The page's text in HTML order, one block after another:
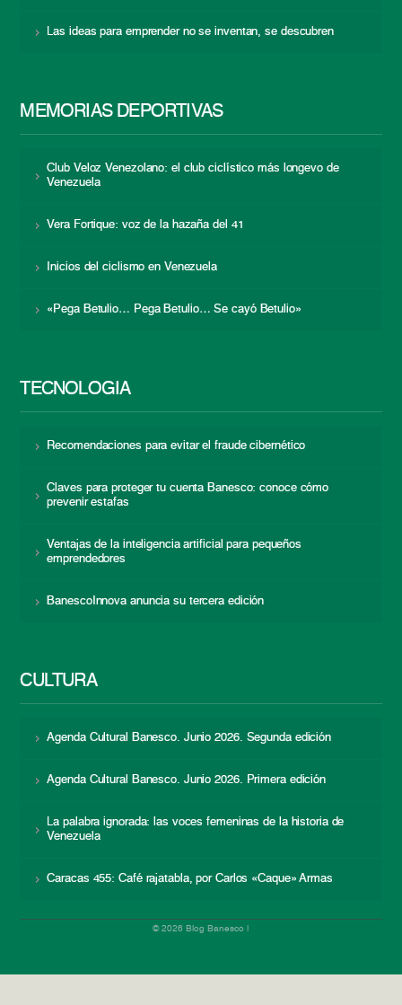
Las ideas para emprender no se inventan, se descubren
MEMORIAS DEPORTIVAS
Club Veloz Venezolano: el club ciclístico más longevo de
Venezuela
Vera Fortique: voz de la hazaña del 41
Inicios del ciclismo en Venezuela
«Pega Betulio… Pega Betulio… Se cayó Betulio»
TECNOLOGÍA
Recomendaciones para evitar el fraude cibernético
Claves para proteger tu cuenta Banesco: conoce cómo
prevenir estafas
Ventajas de la inteligencia artificial para pequeños
emprendedores
BanescoInnova anuncia su tercera edición
CULTURA
Agenda Cultural Banesco. Junio 2026. Segunda edición
Agenda Cultural Banesco. Junio 2026. Primera edición
La palabra ignorada: las voces femeninas de la historia de
Venezuela
Caracas 455: Café rajatabla, por Carlos «Caque» Armas
© 2026 Blog Banesco |